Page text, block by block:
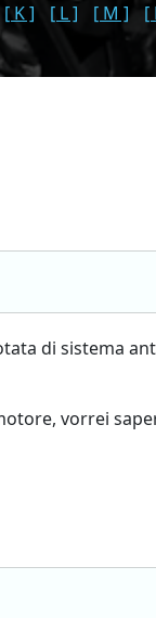
[ K ] [ L ] [ M ] [
di sistema
vorrei